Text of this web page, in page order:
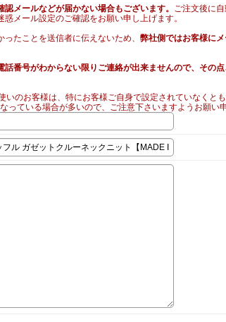
メールなどが届かない場合もございます。 ご注文後に
メール設定のご確認をお願い申し上げます。
たことを送信者に伝えないため、 弊社側ではお客様に
番号がわからない限りご連絡が出来ませんので、その
いのお客様は、特にお客様ご自身で設定されていなくと
っている場合が多いので、ご注意下さいますようお願い